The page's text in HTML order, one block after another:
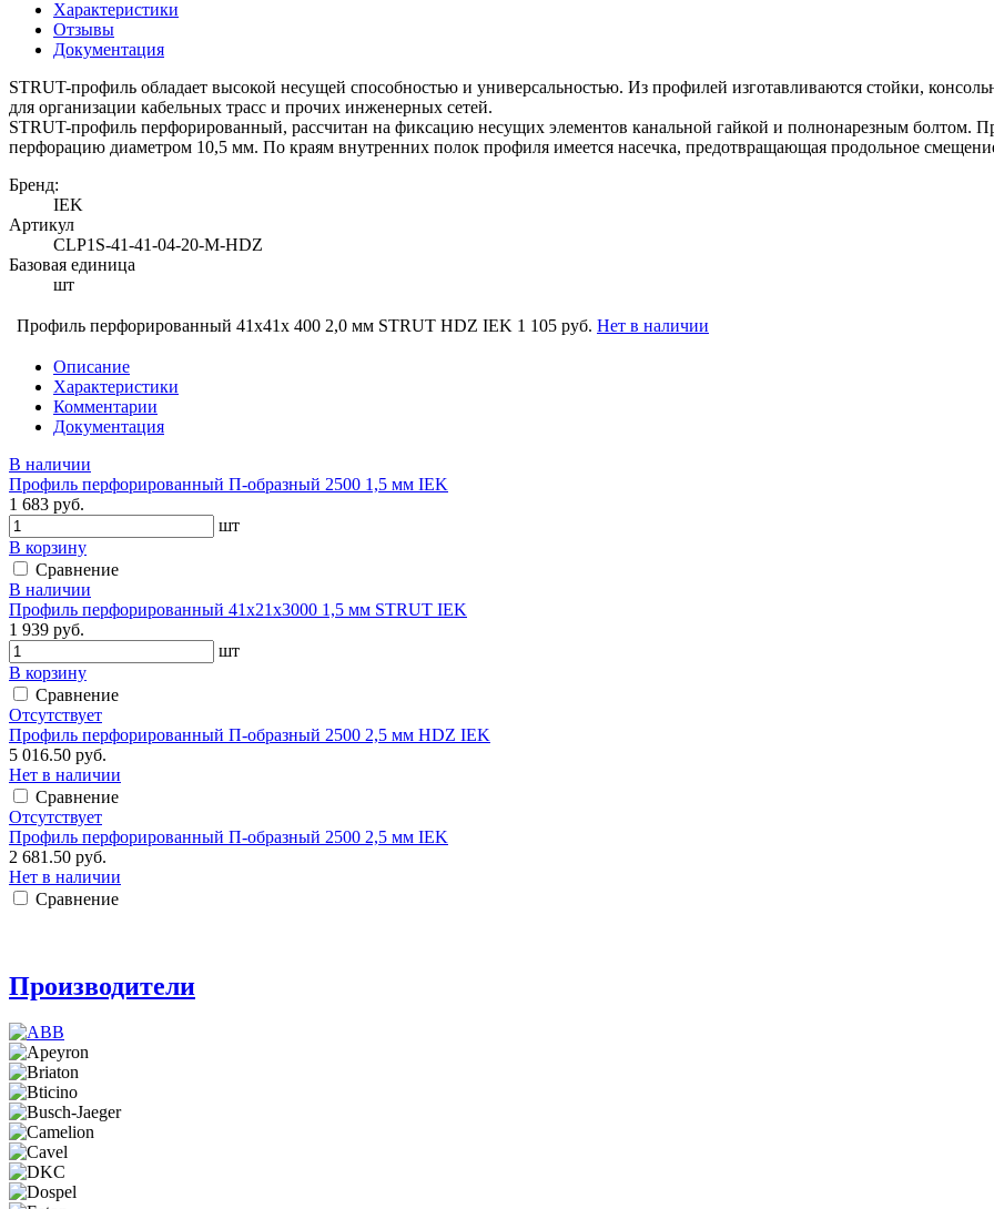
Характеристики
Отзывы
Документация
STRUT-профиль обладает высокой несущей способностью и универсальностью. Из профилей изготавливаются стойки,
для организации кабельных трасс и прочих инженерных сетей.
STRUT-профиль перфорированный, рассчитан на фиксацию несущих элементов канальной гайкой и полнонарезным болтом.
перфорацию диаметром 10,5 мм. По краям внутренних полок профиля имеется насечка, предотвращающая продольное
Бренд:
IEK
Артикул
CLP1S-41-41-04-20-M-HDZ
Базовая единица
шт
Профиль перфорированный 41x41х 400 2,0 мм STRUT HDZ IEK 1 105 руб. Нет в наличии
Описание
Характеристики
Комментарии
Документация
В наличии
Профиль перфорированный П-образный 2500 1,5 мм IEK
1 683 руб.
шт
В корзину
Сравнение
В наличии
Профиль перфорированный 41х21х3000 1,5 мм STRUT IEK
1 939 руб.
шт
В корзину
Сравнение
Отсутствует
Профиль перфорированный П-образный 2500 2,5 мм HDZ IEK
5 016.50 руб.
Нет в наличии
Сравнение
Отсутствует
Профиль перфорированный П-образный 2500 2,5 мм IEK
2 681.50 руб.
Нет в наличии
Сравнение
Производители